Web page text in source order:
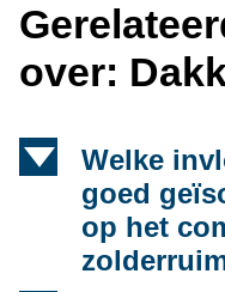
over:
d
Welke
goed
op het